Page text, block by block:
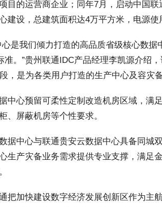
目的运营商企业；同年7月，启动中国联
建设，总建筑面积达4万平方米，电源使
我们倾力打造的高品质省级核心数据
准。”贵州联通IDC产品经理李凯源介绍
，是为各类用户打造的生产中心及容灾备
心预留可柔性定制改造机房区域，满
、屏蔽机房等个性要求。
中心与联通贵安云数据中心具备同城
生产灾备业务需求提供专业支撑，满足
加快建设数字经济发展创新区作为主